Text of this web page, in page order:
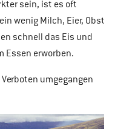
sein, ist es oft
wenig Milch, Eier, Obst
schnell das Eis und
Essen erworben.
umgegangen